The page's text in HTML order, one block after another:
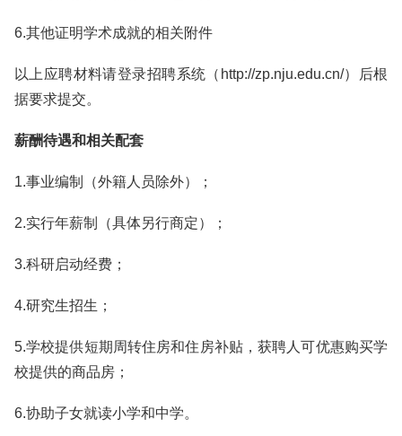
6.其他证明学术成就的相关附件
以上应聘材料请登录招聘系统（http://zp.nju.edu.cn/）后根
据要求提交。
薪酬待遇和相关配套
1.事业编制（外籍人员除外）；
2.实行年薪制（具体另行商定）；
3.科研启动经费；
4.研究生招生；
5.学校提供短期周转住房和住房补贴，获聘人可优惠购买学
校提供的商品房；
6.协助子女就读小学和中学。